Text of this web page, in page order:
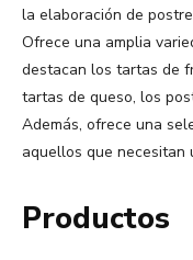
la elaboración de
Ofrece una amplia
destacan los tartas de
tartas de queso, los
Además, ofrece una
aquellos que necesitan
Productos